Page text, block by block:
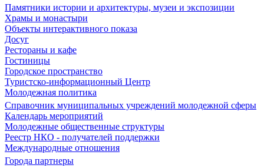
Памятники истории и архитектуры, музеи и экспозиции
Храмы и монастыри
Объекты интерактивного показа
Досуг
Рестораны и кафе
Гостиницы
Городское пространство
Туристско-информационный Центр
Молодежная политика
Справочник муниципальных учреждений молодежной сферы
Календарь мероприятий
Молодежные общественные структуры
Реестр НКО - получателей поддержки
Международные отношения
Города партнеры